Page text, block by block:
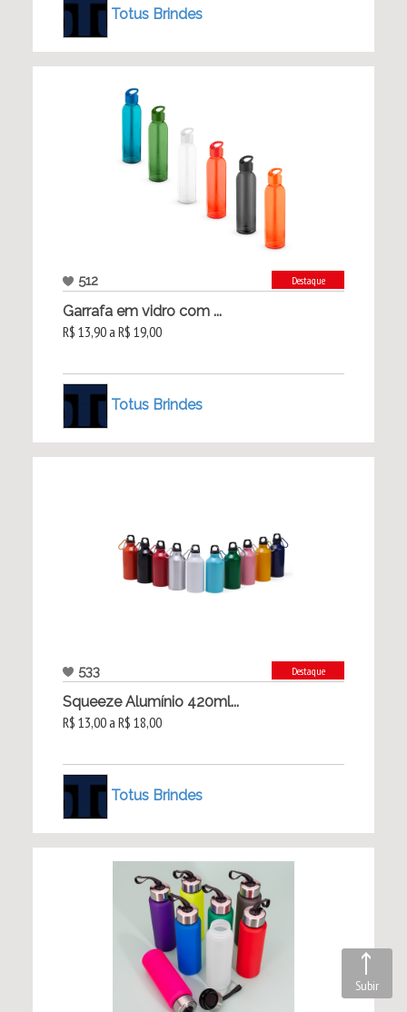
Totus Brindes
512 Destaque
Garrafa em vidro com ...
R$ 13,90 a R$ 19,00
Totus Brindes
533 Destaque
Squeeze Alumínio 420ml...
R$ 13,00 a R$ 18,00
Totus Brindes
Subir
Subir